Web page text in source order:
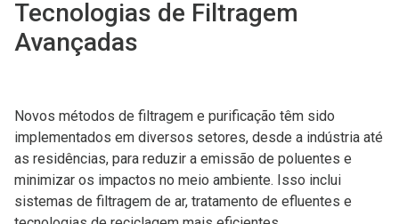
Tecnologias de Filtragem
Avançadas
Novos métodos de filtragem e purificação têm sido
implementados em diversos setores, desde a indústria até
as residências, para reduzir a emissão de poluentes e
minimizar os impactos no meio ambiente. Isso inclui
sistemas de filtragem de ar, tratamento de efluentes e